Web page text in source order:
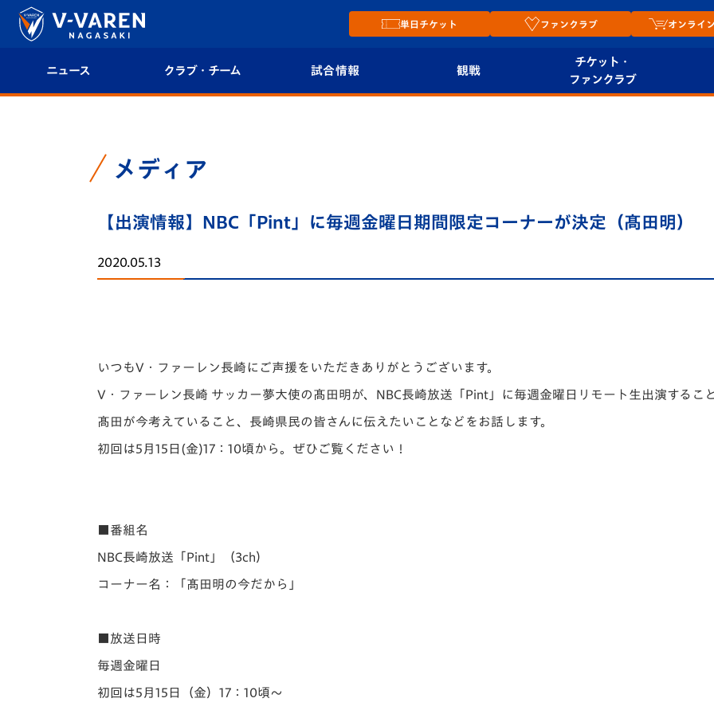
単日チケット ファンクラブ オンライン
ニュース クラブ・チーム
選手プロフィール
チームスケジュール
場）
平和祈念活動
ホームタウン活動
試合情報
フォトギャラリー
観戦
Revive Team
V-EXPRESS（ユニフ
チケット・
ファンクラブ
店舗情
メディア
【出演情報】NBC「Pint」に毎週金曜日期間限定コーナーが決定（髙田明）
2020.05.13
いつもV・ファーレン長崎にご声援をいただきありがとうございます。
V・ファーレン長崎 サッカー夢大使の髙田明が、NBC長崎放送「Pint」に毎週金曜日リモート生出演するこ
髙田が今考えていること、長崎県民の皆さんに伝えたいことなどをお話します。
初回は5月15日(金)17：10頃から。ぜひご覧ください！
■番組名
NBC長崎放送「Pint」（3ch）
コーナー名：「髙田明の今だから」
■放送日時
毎週金曜日
初回は5月15日（金）17：10頃～